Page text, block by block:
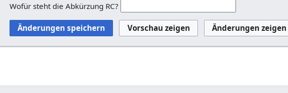
Wofür steht die Abkürzung RC?